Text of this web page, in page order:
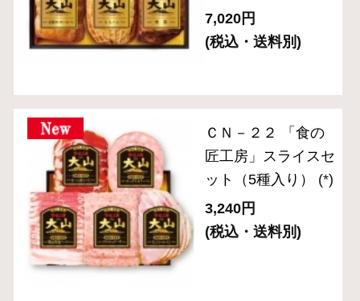
ソーセージ・ドライソーセージ（サラミ）
バラエティ （焼豚・その他）
ギフトセット 3,000円～
ギフトセット 5,000円～
ギフトセット 8,000円～
単品おとりよせ 1,000円～
単品おとりよせ 2,000円～